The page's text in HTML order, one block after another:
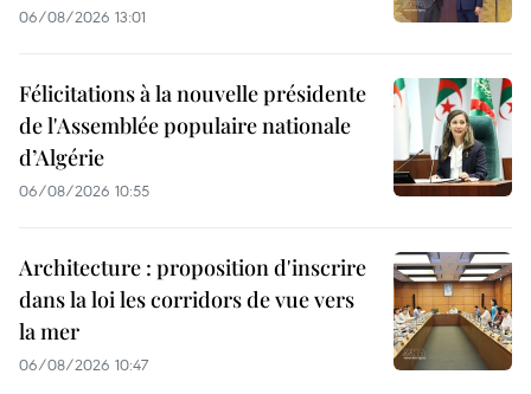
06/08/2026 13:01
Félicitations à la nouvelle présidente
de l'Assemblée populaire nationale
d’Algérie
06/08/2026 10:55
Architecture : proposition d'inscrire
dans la loi les corridors de vue vers
la mer
06/08/2026 10:47